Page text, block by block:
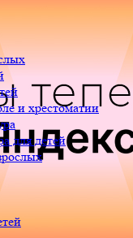
и хрестоматии
для детей